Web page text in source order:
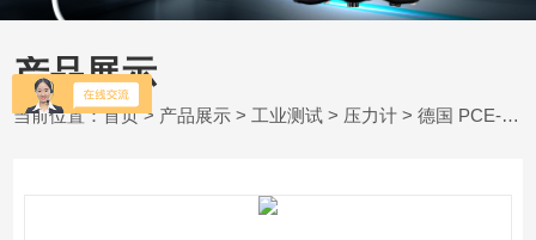
产品展示
当前位置：首页> 产品展示 > 工业测试 > 压力计 > 德国 PCE-PDA A100L - 绝对压力计